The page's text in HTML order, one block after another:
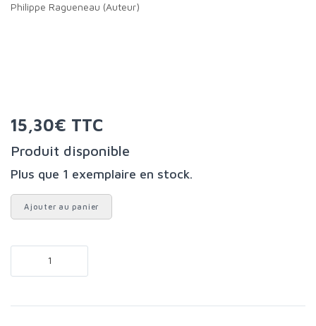
Philippe Ragueneau (Auteur)
15,30€ TTC
Produit disponible
Plus que 1 exemplaire en stock.
Ajouter au panier